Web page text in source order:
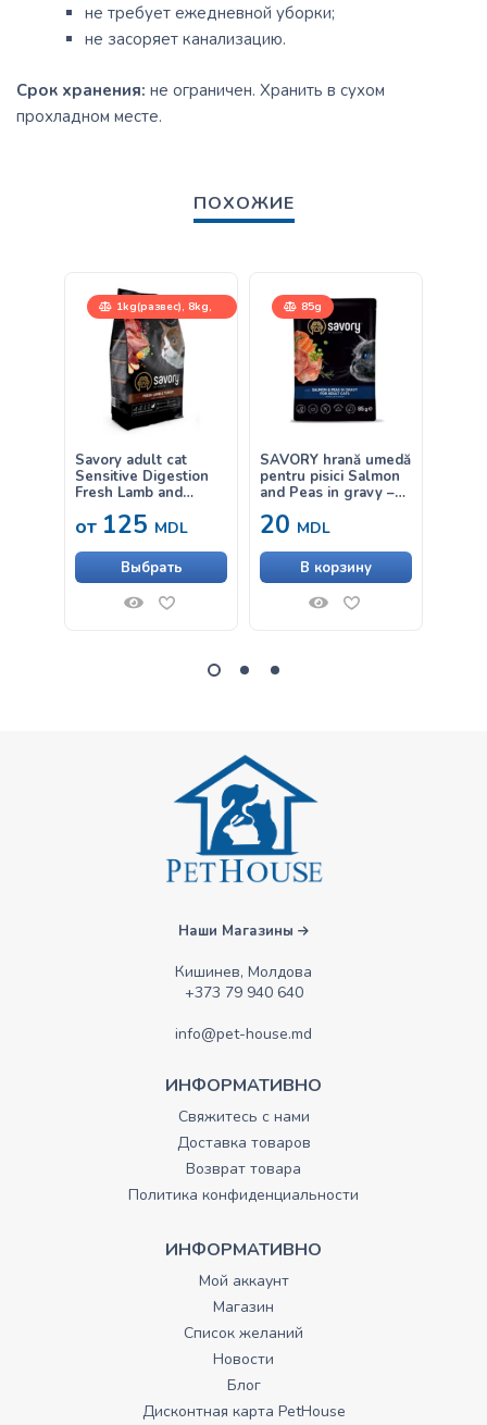
не требует ежедневной уборки;
не засоряет канализацию.
Срок хранения: не ограничен. Хранить в сухом
прохладном месте.
ПОХОЖИЕ
1kg(развес), 8kg,
400g, 2kg
Savory adult cat
Sensitive Digestion
Fresh Lamb and
cu miel și curcan
cu digestie sensibilă
от 125 MDL
Выбрать
85g
SAVORY hrană umedă
pentru pisici Salmon
and Peas in gravy –
sos 85g
20 MDL
В корзину
Наши Магазины
Кишинев, Молдова
+373 79 940 640
info@pet-house.md
ИНФОРМАТИВНО
Свяжитесь с нами
Доставка товаров
Возврат товара
Политика конфиденциальности
ИНФОРМАТИВНО
Мой аккаунт
Магазин
Список желаний
Новости
Блог
Дисконтная карта PetHouse